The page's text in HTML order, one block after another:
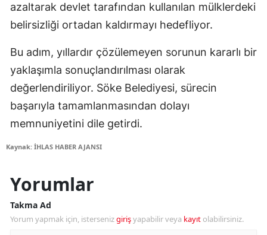
azaltarak devlet tarafından kullanılan mülklerdeki
belirsizliği ortadan kaldırmayı hedefliyor.
Bu adım, yıllardır çözülemeyen sorunun kararlı bir
yaklaşımla sonuçlandırılması olarak
değerlendiriliyor. Söke Belediyesi, sürecin
başarıyla tamamlanmasından dolayı
memnuniyetini dile getirdi.
Kaynak: İHLAS HABER AJANSI
Yorumlar
Takma Ad
Yorum yapmak için, istersenizgirişyapabilir veya kayıt olabilirsiniz.